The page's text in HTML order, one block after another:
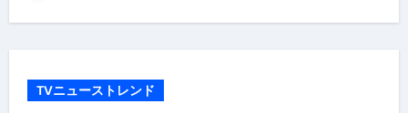
TVニューストレンド